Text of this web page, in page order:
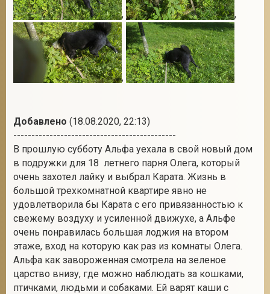
, ,
,
Добавлено (18.08.2020, 22:13)
---------------------------------------------
В прошлую субботу Альфа уехала в свой новый дом
в подружки для 18 летнего парня Олега, который
очень захотел лайку и выбрал Карата. Жизнь в
большой трехкомнатной квартире явно не
удовлетворила бы Карата с его привязанностью к
свежему воздуху и усиленной движухе, а Альфе
очень понравилась большая лоджия на втором
этаже, вход на которую как раз из комнаты Олега.
Альфа как завороженная смотрела на зеленое
царство внизу, где можно наблюдать за кошками,
птичками, людьми и собаками. Ей варят каши с